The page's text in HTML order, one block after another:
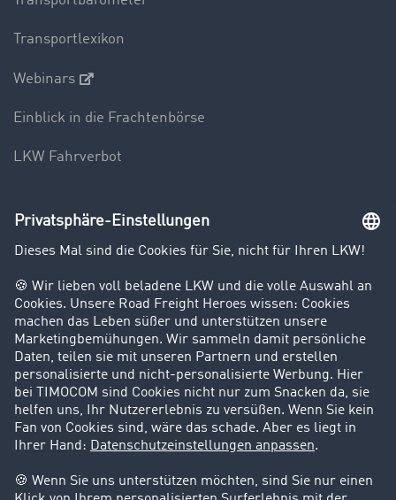
Transportlexikon
Webinars
Einblick in die Frachtenbörse
LKW Fahrverbot
Unternehmen
Kunden werben Kunden
Success Stories
Karriere
Support
Kontakt
Rechtliches